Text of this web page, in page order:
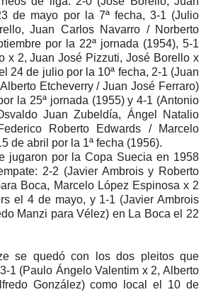
de mayo por la 7ª fecha, 3-1 (Julio
Juan Carlos Navarro / Norberto
por la 22ª jornada (1954), 5-1
x 2, Juan José Pizzuti, José Borello x
24 de julio por la 10ª fecha, 2-1 (Juan
Etcheverry / Juan José Ferraro)
la 25ª jornada (1955) y 4-1 (Antonio
Juan Zubeldía, Ángel Natalio
Roberto Edwards / Marcelo
de abril por la 1ª fecha (1956).
jugaron por la Copa Suecia en 1958
2-2 (Javier Ambrois y Roberto
Boca, Marcelo López Espinosa x 2
el 4 de mayo, y 1-1 (Javier Ambrois
Manzi para Vélez) en La Boca el 22
se quedó con los dos pleitos que
1 (Paulo Ángelo Valentim x 2, Alberto
González) como local el 10 de